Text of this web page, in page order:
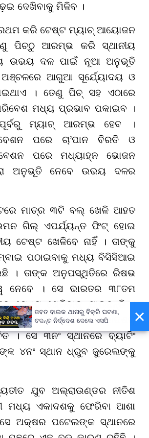
ଦେଖିବାକୁ ମିଳିବ ।
କରି ଟେଷ୍ଟ ମ୍ୟାଚ୍ ଆୟୋଜନ
ପିଚ୍ଠୁ ଆରମ୍ଭ କରି ସ୍ଥାନୀୟ
ଉଭୟ ଦଳ ପାଇଁ ନୂଆ ଅନୁଭୂତି
ଆଗୁଆ ସୂର୍ଯ୍ୟୋଦୟ ଓ
। ତେଣୁ ପିଚ୍ ସହ ଏଠାରେ
ମଧ୍ୟ ପ୍ରଭାବ ପକାଇବ ।
ମ୍ୟାଚ୍ ଆରମ୍ଭ ହେବ ।
ପରେ ଚା’ପାନ ବିରତି ଓ
ପରେ ମଧ୍ୟାହ୍ନ ଭୋଜନ
ଅନୁଭୂତି ନେବେ ଉଭୟ ଦଳର
ମାତ୍ର ୩ଟି ବଲ୍ ଖେଳି ଆହତ
ଗିଲ୍ ଏପର୍ଯ୍ୟନ୍ତ ଫିଟ୍ ହୋଇ
ଟେଷ୍ଟ ଖେଳିବେ ନାହିଁ । ତାଙ୍କୁ
ପଠାଇବାକୁ ମଧ୍ୟ ବିସିସିଆଇ
। ତାଙ୍କ ଅନୁପସ୍ଥିତିରେ ରିଷଭ
ନେବେ । ସେ ଭାରତର ୩୮ତମ
ଟେଷ୍ଟ ଖେଳିବାକୁ ଯାଉଛନ୍ତି ।
ସାଇ ସୁଦର୍ଶନ ଏକାଦଶକୁ
। ସେ ୩ନଂ ସ୍ଥାନରେ ବ୍ୟାଟିଂ
୪ନଂ ସ୍ଥାନ ଧ୍ରୁବ ଜୁରେଲଙ୍କୁ
ଯୁବ ଅଲ୍ରାଉଣ୍ଡର ନୀତିଶ
ମଧ୍ୟ ଏକାଦଶକୁ ଫେରିବା ଆଶା
ସେ ଅକ୍ଷର ପଟେଲଙ୍କ ସ୍ଥାନରେ
×
ଜବତ ବାଇକ ଥାନାରୁ ବିକ୍ରି ଘଟଣା,
ତଦନ୍ତ ନିର୍ଦ୍ଦେଶ ଦେଲେ ଏସପି